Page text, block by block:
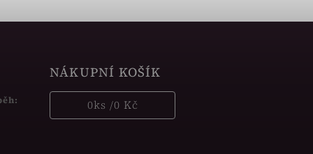
NÁKUPNÍ KOŠÍK
0ks /0 Kč